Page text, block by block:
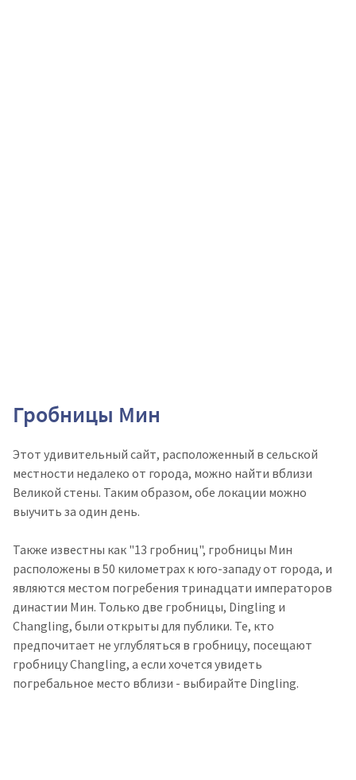
Гробницы Мин
Этот удивительный сайт, расположенный в сельской
местности недалеко от города, можно найти вблизи
Великой стены. Таким образом, обе локации можно
выучить за один день.
Также известны как "13 гробниц", гробницы Мин
расположены в 50 километрах к юго-западу от города, и
являются местом погребения тринадцати императоров
династии Мин. Только две гробницы, Dingling и
Changling, были открыты для публики. Те, кто
предпочитает не углубляться в гробницу, посещают
гробницу Changling, а если хочется увидеть
погребальное место вблизи - выбирайте Dingling.